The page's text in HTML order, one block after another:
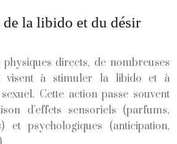
la libido et du désir
directs, de nombreuses
visent à stimuler la libido et à
Cette action passe souvent
d’effets sensoriels (parfums,
et psychologiques (anticipation,